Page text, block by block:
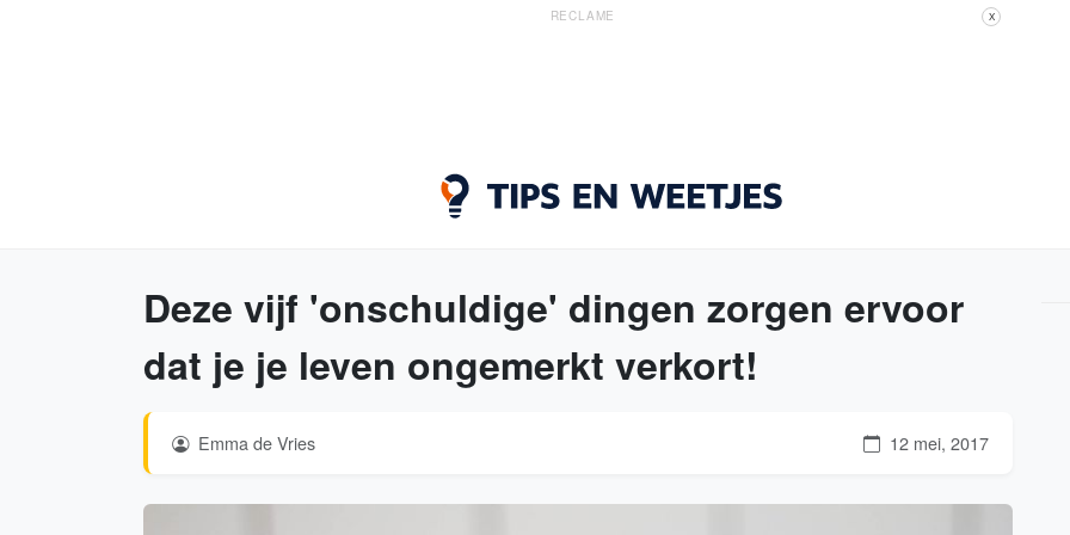
RECLAME X
Deze vijf 'onschuldige' dingen zorgen ervoor
dat je je leven ongemerkt verkort!
Emma de Vries 12 mei, 2017